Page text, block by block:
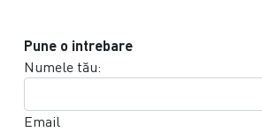
Pune o intrebare
Numele tău:
Email